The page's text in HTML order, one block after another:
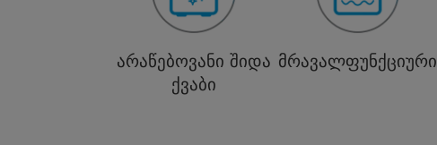
არაწებოვანი შიდა
ქვაბი
მრავალფუნქციური